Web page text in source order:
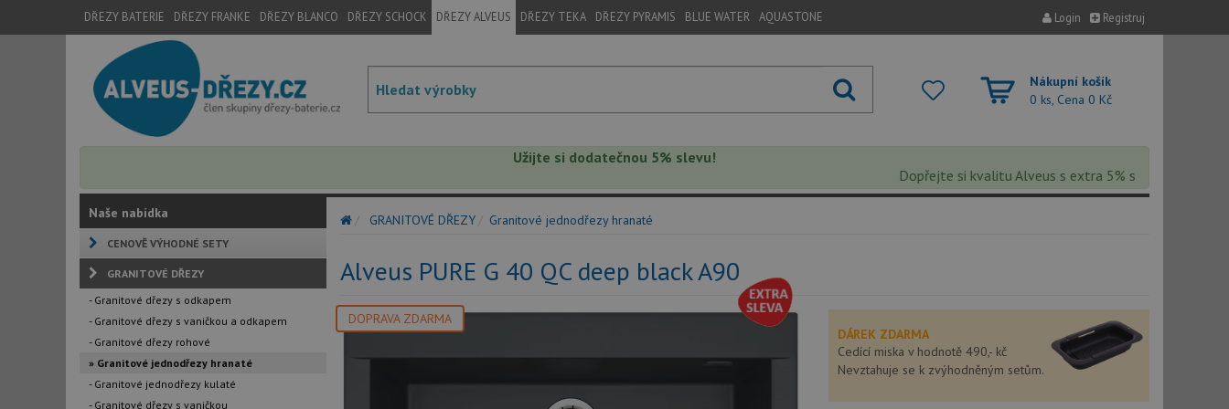
DŘEZY BATERIE DŘEZY FRANKE DŘEZY BLANCO DŘEZY SCHOCK DŘEZY ALVEUS DŘEZY TEKA DŘEZY PYRAMIS BLUE WATER AQUASTONE Login Registruj
Nákupní košík
0 ks, Cena 0 Kč
Užijte si dodatečnou 5% slevu!
Dopřejte si kvalitu Alveus s extra 5% slevou – sleva se
Naše nabídka
CENOVĚ VÝHODNÉ SETY
GRANITOVÉ DŘEZY
- Granitové dřezy s odkapem
- Granitové dřezy s vaničkou a odkapem
- Granitové dřezy rohové
» Granitové jednodřezy hranaté
- Granitové jednodřezy kulaté
- Granitové dřezy s vaničkou
GRANITOVÉ DŘEZY Granitové jednodřezy hranaté
Alveus PURE G 40 QC deep black A90
DOPRAVA ZDARMA
DÁREK ZDARMA
Cedící miska v hodnotě 490,- kč
Nevztahuje se k zvýhodněným setům.